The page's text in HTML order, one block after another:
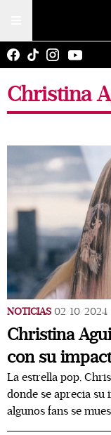
Christina
NOTICIAS 02/10/2024
Christina
con su
La estrella pop,
donde se aprecia
algunos fans se